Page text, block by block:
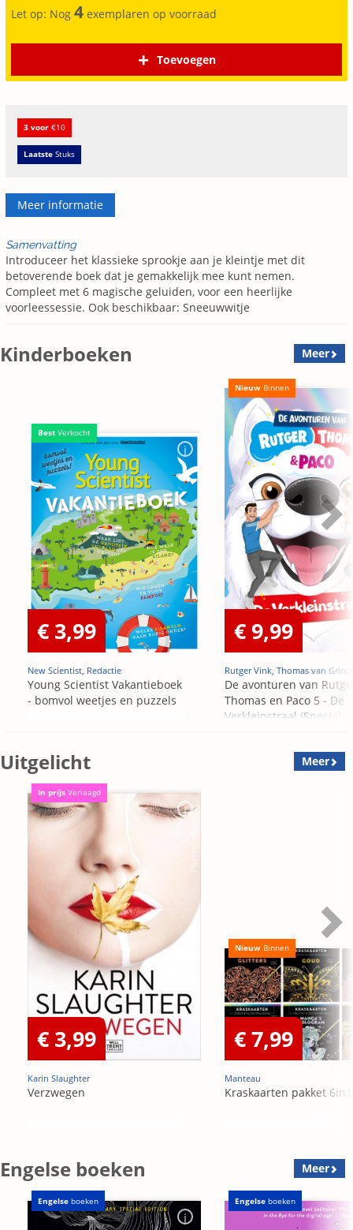
Let op: Nog 4 exemplaren op voorraad
Toevoegen
3 voor €10
Laatste Stuks
Meer informatie
Samenvatting
Introduceer het klassieke sprookje aan je kleintje met dit
betoverende boek dat je gemakkelijk mee kunt nemen.
Compleet met 6 magische geluiden, voor een heerlijke
voorleessessie. Ook beschikbaar: Sneeuwwitje
Kinderboeken Meer
Best Verkocht
€ 3,99
New Scientist, Redactie
Young Scientist Vakantieboek
- bomvol weetjes en puzzels
Nieuw Binnen
€ 9,99
Rutger Vink, Thomas van
De avonturen van
Thomas en Paco 5 - De
Verkleinstraal (Special
Uitgelicht Meer
In prijs Verlaagd
€ 3,99
Karin Slaughter
Verzwegen
Nieuw Binnen
€ 7,99
Manteau
Kraskaarten pakket 6in1
Engelse boeken Meer
Engelse boeken Engelse boeken